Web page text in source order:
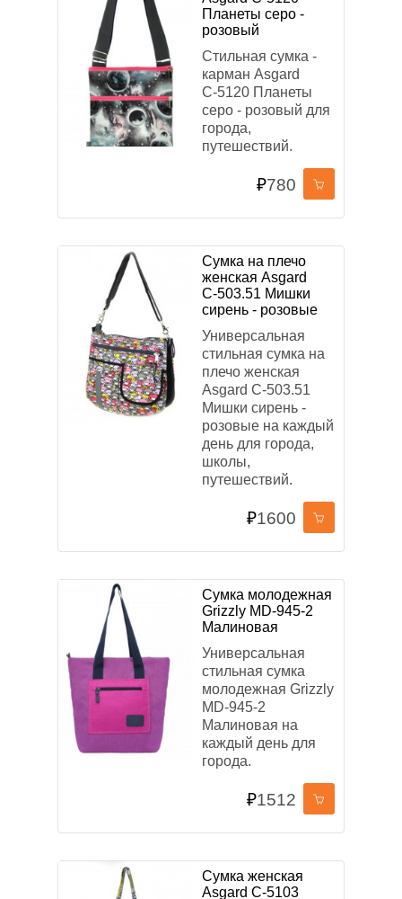
Планеты серо -
розовый
Стильная сумка -
карман Asgard
С-5120 Планеты
серо - розовый для
города,
путешествий.
₽780
Сумка на плечо
женская Asgard
С-503.51 Мишки
сирень - розовые
Универсальная
стильная сумка на
плечо женская
Asgard С-503.51
Мишки сирень -
розовые на каждый
день для города,
школы,
путешествий.
₽1600
Сумка молодежная
Grizzly MD-945-2
Малиновая
Универсальная
стильная сумка
молодежная Grizzly
MD-945-2
Малиновая на
каждый день для
города.
₽1512
Сумка женская
Asgard С-5103